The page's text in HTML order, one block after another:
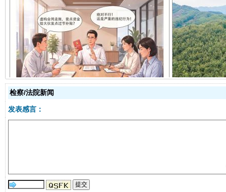
揭开“小金库”的免责幌子
受贿1.44亿！段成刚被判无期
检察/法院新闻
发表感言：